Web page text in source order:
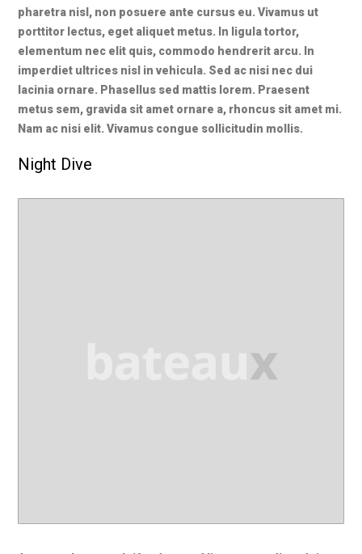
pharetra nisl, non posuere ante cursus eu. Vivamus ut
porttitor lectus, eget aliquet metus. In ligula tortor,
elementum nec elit quis, commodo hendrerit arcu. In
imperdiet ultrices nisl in vehicula. Sed ac nisi nec dui
lacinia ornare. Phasellus sed mattis lorem. Praesent
metus sem, gravida sit amet ornare a, rhoncus sit amet mi.
Nam ac nisi elit. Vivamus congue sollicitudin mollis.
Night Dive